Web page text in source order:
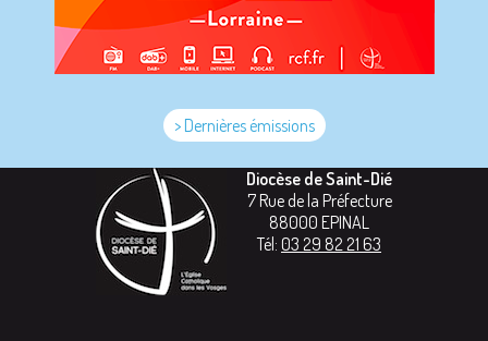
> Dernières émissions
Diocèse de Saint-Dié
7 Rue de la Préfecture
88000 EPINAL
Tél: 03 29 82 21 63